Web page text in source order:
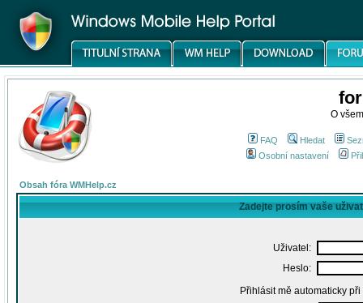
O
FAQ Hledat
Osobní nastavení
Obsah fóra WMHelp.cz
Zadejte prosím vaše
Uživatel:
Heslo:
Přihlásit mě automaticky